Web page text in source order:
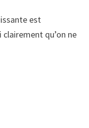
est
qu’on ne